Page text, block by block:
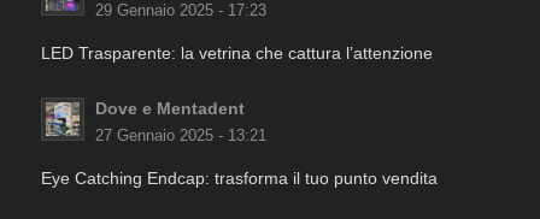
29 Gennaio 2025 - 17:23
LED Trasparente: la vetrina che cattura l’attenzione
Dove e Mentadent
27 Gennaio 2025 - 13:21
Eye Catching Endcap: trasforma il tuo punto vendita